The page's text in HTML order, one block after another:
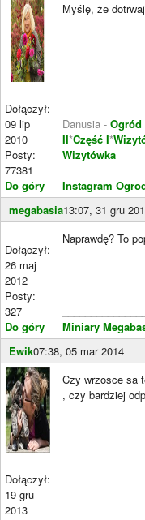
Dołączył:
09 lip
2010
Posty:
77381
Do góry
Myślę, że
Danusia - Ogród
II*Część I*
Wizytówka
Instagram
megabasia13:07, 31 gru
Dołączył:
26 maj
2012
Posty:
327
Do góry
Naprawdę? To
Miniary
Ewik07:38, 05 mar 2014
Dołączył:
19 gru
2013
Czy wrzosce sa
, czy bardziej